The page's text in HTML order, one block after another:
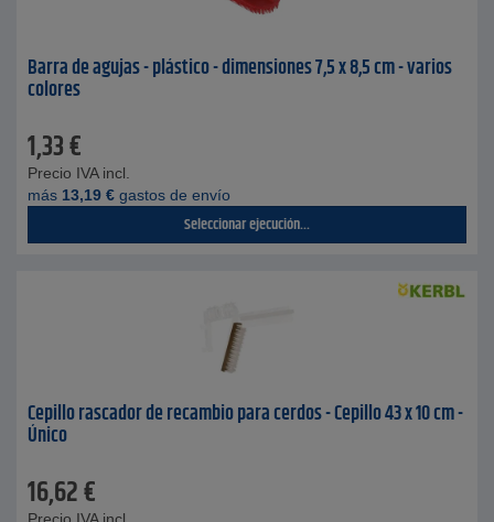
Barra de agujas - plástico - dimensiones 7,5 x 8,5 cm - varios
colores
1,33€
Precio IVA incl.
más 13,19 € gastos de envío
Seleccionar ejecución...
Cepillo rascador de recambio para cerdos - Cepillo 43 x 10 cm -
Único
16,62€